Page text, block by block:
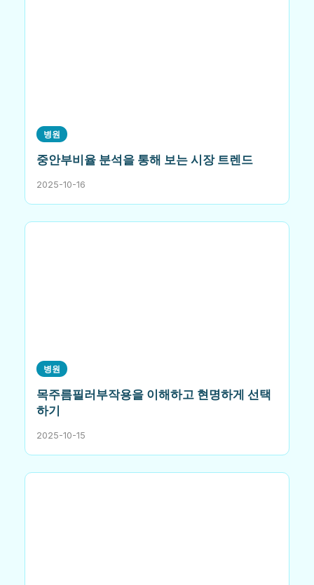
병원
중안부비율 분석을 통해 보는 시장 트렌드
2025-10-16
병원
목주름필러부작용을 이해하고 현명하게 선택
하기
2025-10-15